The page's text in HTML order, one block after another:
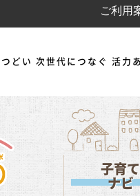
ご利用
どい 次世代につなぐ 活力
子育て
ナビ